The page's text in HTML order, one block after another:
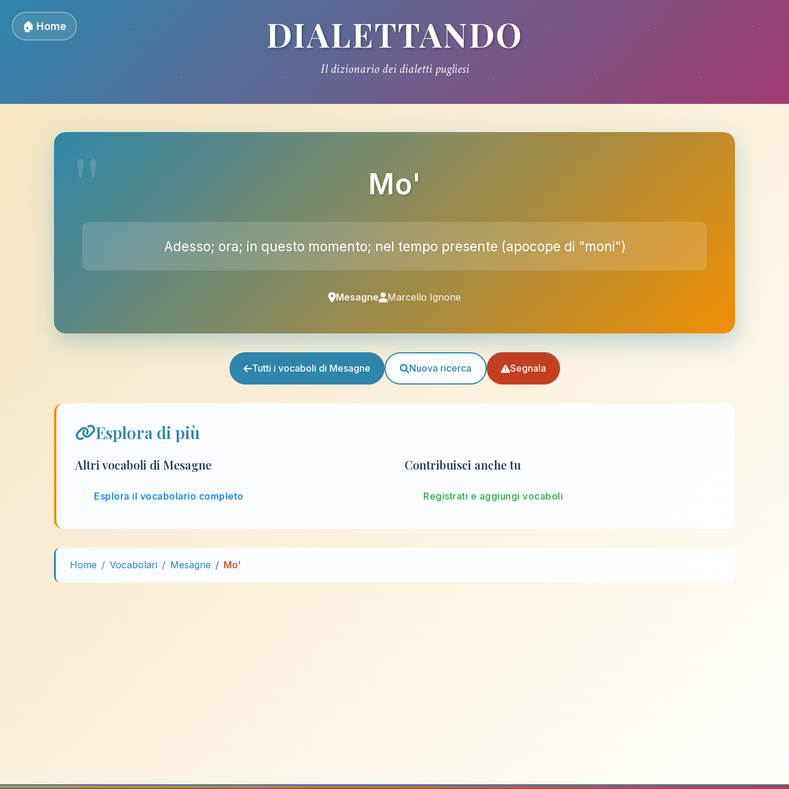
🏠 Home DIALETTANDO
Il dizionario dei dialetti pugliesi
Mo'
Adesso; ora; in questo momento; nel tempo presente (apocope di "moni")
Mesagne Marcello Ignone
Tutti i vocaboli di Mesagne Nuova ricerca Segnala
Esplora di più
Altri vocaboli di Mesagne
Esplora il vocabolario completo
Contribuisci anche tu
Registrati e aggiungi vocaboli
Home Vocabolari Mesagne Mo'